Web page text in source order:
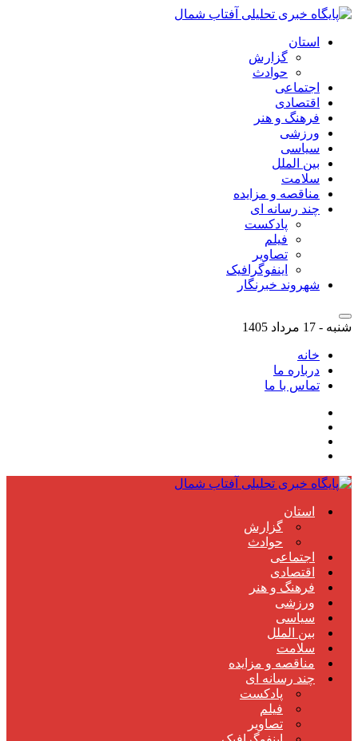
استان
گزارش
حوادث
اجتماعی
اقتصادی
فرهنگ و هنر
ورزشی
سیاسی
بین الملل
سلامت
مناقصه و مزایده
چند رسانه ای
پادکست
فیلم
تصاویر
اینفوگرافیک
شهروند خبرنگار
شنبه - 17 مرداد 1405
خانه
درباره ما
تماس با ما
استان
گزارش
حوادث
اجتماعی
اقتصادی
فرهنگ و هنر
ورزشی
سیاسی
بین الملل
سلامت
مناقصه و مزایده
چند رسانه ای
پادکست
فیلم
تصاویر